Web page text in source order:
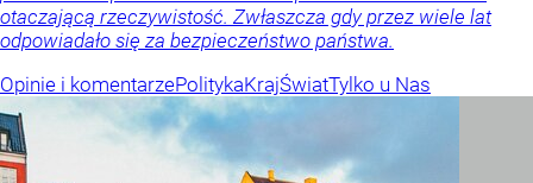
otaczającą rzeczywistość. Zwłaszcza gdy przez wiele lat
odpowiadało się za bezpieczeństwo państwa.
Opinie i komentarzePolitykaKrajŚwiatTylko u Nas